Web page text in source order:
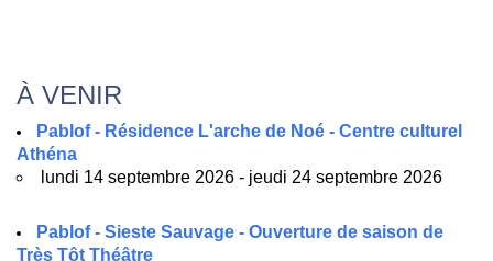
À VENIR
Pablof - Résidence L'arche de Noé - Centre culturel
Athéna
lundi 14 septembre 2026 - jeudi 24 septembre 2026
Pablof - Sieste Sauvage - Ouverture de saison de
Très Tôt Théâtre